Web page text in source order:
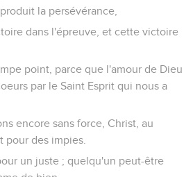
la persévérance,
dans l'épreuve, et cette victoire
point, parce que l'amour de Dieu
par le Saint Esprit qui nous a
encore sans force, Christ, au
pour des impies.
un juste ; quelqu'un peut-être